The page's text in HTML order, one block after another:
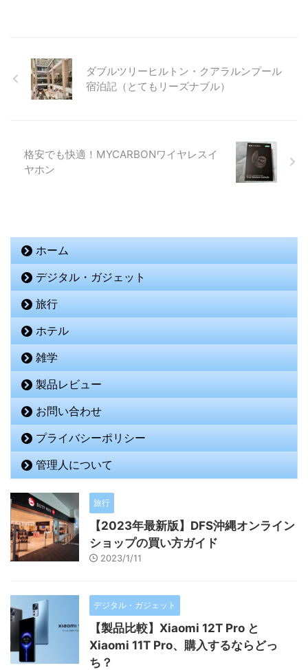
ダブルツリーヒルトン・クアラルンプール
宿泊記（とてもリーズナブル）
格安でも快適！MYCARBONワイヤレスイ
ヤホン
ホーム
デジタル・ガジェット
旅行
ホテル
雑学
製品レビュー
お問い合わせ
プライバシーポリシー
管理人について
旅行
【2023年最新版】DFS沖縄オンライン
ショップの買い方ガイド
2023/1/11
デジタル・ガジェット
【製品比較】Xiaomi 12T Pro と
Xiaomi 11T Pro、購入するならどっ
ち？